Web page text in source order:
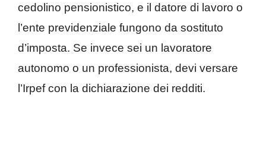
cedolino pensionistico, e il datore di lavoro o
l’ente previdenziale fungono da sostituto
d’imposta. Se invece sei un lavoratore
autonomo o un professionista, devi versare
l’Irpef con la dichiarazione dei redditi.